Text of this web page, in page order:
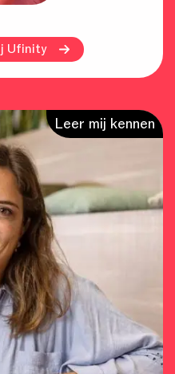
Ufinity
Leer mij kennen